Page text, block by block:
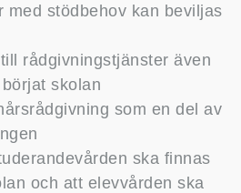
med stödbehov kan beviljas
rådgivningstjänster även
skolan
som en del av
ska finnas
och att elevvården ska